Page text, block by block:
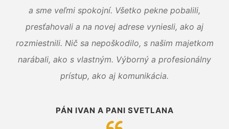
a sme veľmi spokojní. Všetko pekne pobalili,
presťahovali a na novej adrese vyniesli, ako aj
rozmiestnili. Nič sa nepoškodilo, s našim majetkom
narábali, ako s vlastným. Výborný a profesionálny
prístup, ako aj komunikácia.
PÁN IVAN A PANI SVETLANA